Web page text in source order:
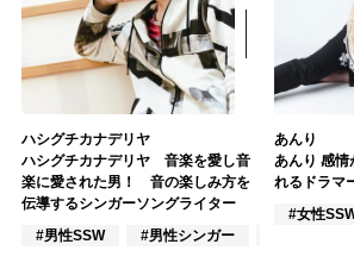
ハシグチカナデリヤ
ハシグチカナデリヤ 音楽を愛し音
楽に愛された男！ 音の楽しみ方を
伝導するシンガーソングライター
#男性SSW
#男性シンガー
あんり
あんり 感情
れるドラマ
#女性